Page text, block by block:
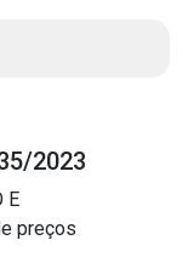
2023
E
preços